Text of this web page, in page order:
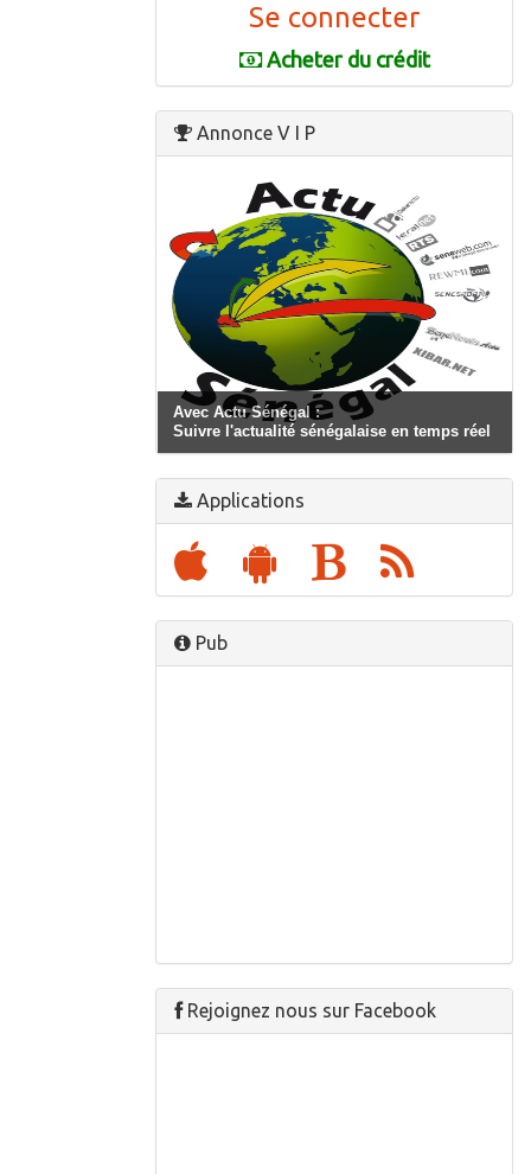
Se connecter
Acheter du crédit
Annonce V I P
Avec Actu Sénégal :
Suivre l'actualité sénégalaise en temps réel
Applications
Pub
Rejoignez nous sur Facebook